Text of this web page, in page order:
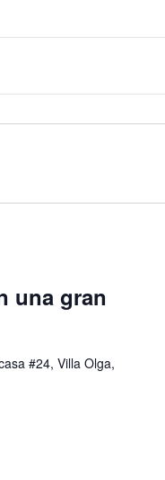
una gran
#24, Villa Olga,